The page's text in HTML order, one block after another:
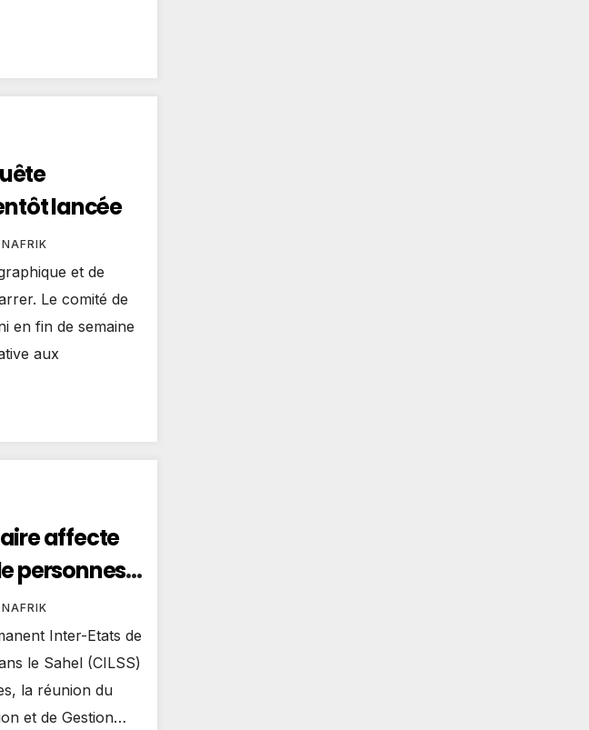
lancée
et de
Le comité de
en fin de semaine
aux
affecte
personnes
Afrique de
Inter-Etats de
le Sahel (CILSS)
la réunion du
et de Gestion…